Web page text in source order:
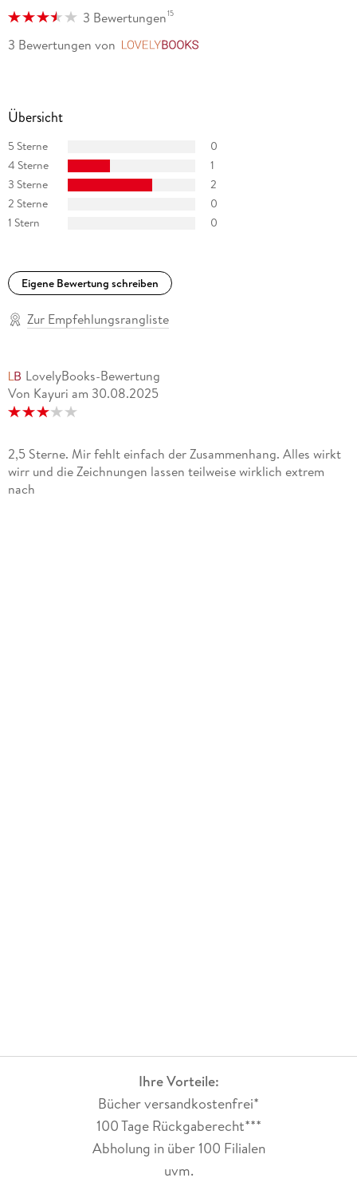
3 Bewertungen15
3 Bewertungen von
Übersicht
5 Sterne
0
4 Sterne
1
3 Sterne
2
2 Sterne
0
1 Stern
0
Eigene Bewertung schreiben
Zur Empfehlungsrangliste
LovelyBooks-Bewertung
Von Kayuri am 30.08.2025
2,5 Sterne. Mir fehlt einfach der Zusammenhang. Alles wirkt
wirr und die Zeichnungen lassen teilweise wirklich extrem
nach
Ihre Vorteile:
Bücher versandkostenfrei*
100 Tage Rückgaberecht***
Abholung in über 100 Filialen
uvm.